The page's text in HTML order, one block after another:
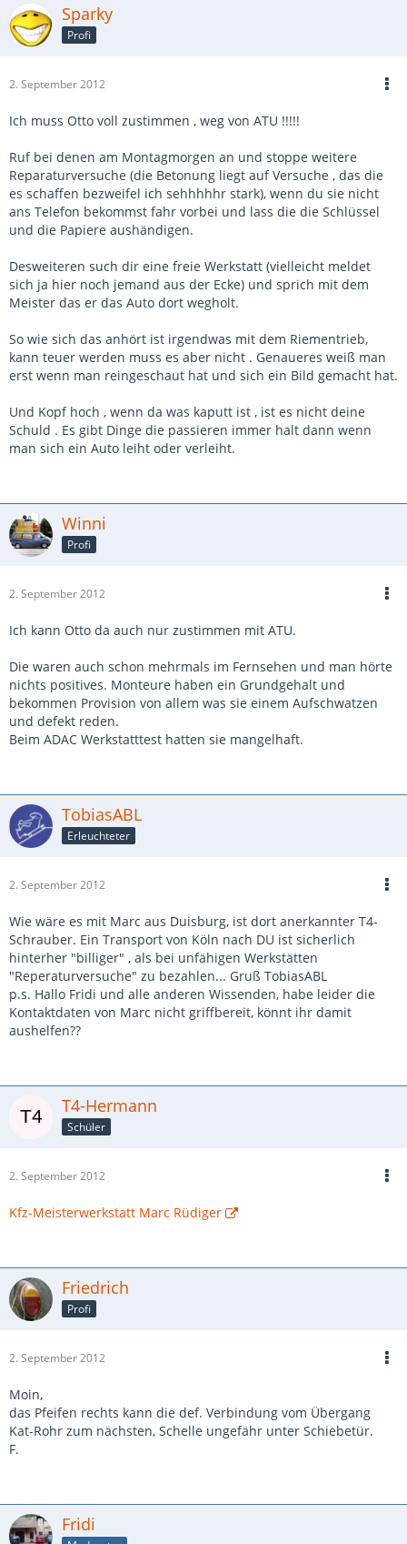
Sparky
Profi
2. September 2012
Ich muss Otto voll zustimmen , weg von ATU !!!!!
Ruf bei denen am Montagmorgen an und stoppe weitere
Reparaturversuche (die Betonung liegt auf Versuche , das die
es schaffen bezweifel ich sehhhhhr stark), wenn du sie nicht
ans Telefon bekommst fahr vorbei und lass die die Schlüssel
und die Papiere aushändigen.
Desweiteren such dir eine freie Werkstatt (vielleicht meldet
sich ja hier noch jemand aus der Ecke) und sprich mit dem
Meister das er das Auto dort wegholt.
So wie sich das anhört ist irgendwas mit dem Riementrieb,
kann teuer werden muss es aber nicht . Genaueres weiß man
erst wenn man reingeschaut hat und sich ein Bild gemacht hat.
Und Kopf hoch , wenn da was kaputt ist , ist es nicht deine
Schuld . Es gibt Dinge die passieren immer halt dann wenn
man sich ein Auto leiht oder verleiht.
Winni
Profi
2. September 2012
Ich kann Otto da auch nur zustimmen mit ATU.
Die waren auch schon mehrmals im Fernsehen und man hörte
nichts positives. Monteure haben ein Grundgehalt und
bekommen Provision von allem was sie einem Aufschwatzen
und defekt reden.
Beim ADAC Werkstatttest hatten sie mangelhaft.
TobiasABL
Erleuchteter
2. September 2012
Wie wäre es mit Marc aus Duisburg, ist dort anerkannter T4-
Schrauber. Ein Transport von Köln nach DU ist sicherlich
hinterher "billiger" , als bei unfähigen Werkstätten
"Reperaturversuche" zu bezahlen... Gruß TobiasABL
p.s. Hallo Fridi und alle anderen Wissenden, habe leider die
Kontaktdaten von Marc nicht griffbereit, könnt ihr damit
aushelfen??
T4-Hermann
Schüler
2. September 2012
Kfz-Meisterwerkstatt Marc Rüdiger
Friedrich
Profi
2. September 2012
Moin,
das Pfeifen rechts kann die def. Verbindung vom Übergang
Kat-Rohr zum nächsten, Schelle ungefähr unter Schiebetür.
F.
Fridi